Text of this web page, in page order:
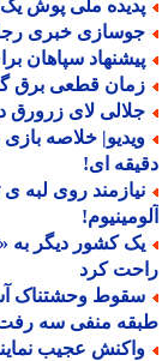
ملی پوش یک
خبری
سپاهان برای جذب 2 بازیکن
قطعی برق گرگان امروز
لای زرورق
ای!
روی لبه ی
کشور دیگر به
کرد
وحشتناک
منفی سه رفت
عجیب